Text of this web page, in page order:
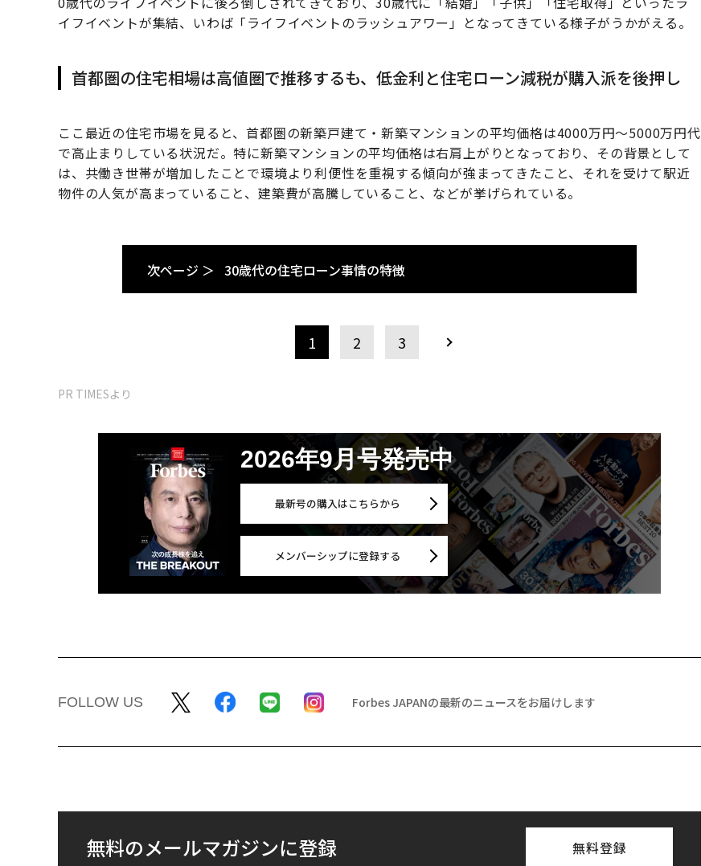
イフイベントが集結、いわば「ライフイベントのラッシュアワー」となってきている様子がうかがえる。
首都圏の住宅相場は高値圏で推移するも、低金利と住宅ローン減税が購入派を後押し
ここ最近の住宅市場を見ると、首都圏の新築戸建て・新築マンションの平均価格は4000万円～5000万円代
で高止まりしている状況だ。特に新築マンションの平均価格は右肩上がりとなっており、その背景として
は、共働き世帯が増加したことで環境より利便性を重視する傾向が強まってきたこと、それを受けて駅近
物件の人気が高まっていること、建築費が高騰していること、などが挙げられている。
次ページ ＞ 30歳代の住宅ローン事情の特徴
1 2 3
PR TIMESより
2026年9月号発売中
最新号の購入はこちらから
メンバーシップに登録する
FOLLOW US Forbes JAPANの最新のニュースをお届けします
無料のメールマガジンに登録 無料登録